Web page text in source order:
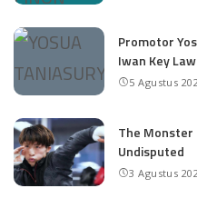
Promotor
Iwan Key
5 Agustus
The Monster
Undisputed
3 Agustus